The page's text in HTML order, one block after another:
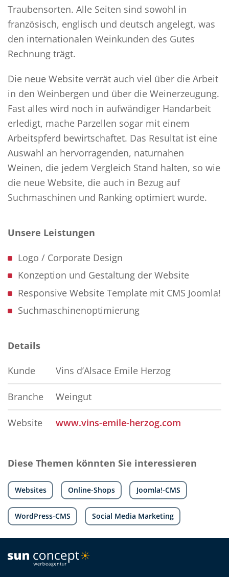
Traubensorten. Alle Seiten sind sowohl in
französisch, englisch und deutsch angelegt, was
den internationalen Weinkunden des Gutes
Rechnung trägt.
Die neue Website verrät auch viel über die Arbeit
in den Weinbergen und über die Weinerzeugung.
Fast alles wird noch in aufwändiger Handarbeit
erledigt, mache Parzellen sogar mit einem
Arbeitspferd bewirtschaftet. Das Resultat ist eine
Auswahl an hervorragenden, naturnahen
Weinen, die jedem Vergleich Stand halten, so wie
die neue Website, die auch in Bezug auf
Suchmaschinen und Ranking optimiert wurde.
Unsere Leistungen
Logo / Corporate Design
Konzeption und Gestaltung der Website
Responsive Website Template mit CMS Joomla!
Suchmaschinenoptimierung
Details
Kunde Vins d’Alsace Emile Herzog
Branche Weingut
Website www.vins-emile-herzog.com
Diese Themen könnten Sie interessieren
Websites Online-Shops Joomla!-CMS
WordPress-CMS Social Media Marketing